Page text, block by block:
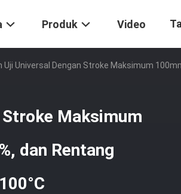
Produk Video
Uji Universal Dengan Stroke Maksimum
Maksimum
dan Rentang